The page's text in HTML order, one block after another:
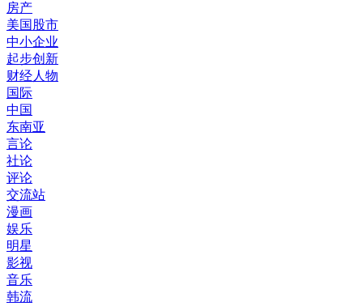
房产
美国股市
中小企业
起步创新
财经人物
国际
中国
东南亚
言论
社论
评论
交流站
漫画
娱乐
明星
影视
音乐
韩流